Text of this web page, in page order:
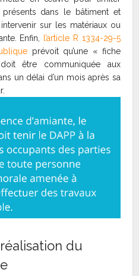
présents dans le bâtiment et
sur les matériaux ou
Enfin, l’article R 1334-29-5
prévoit qu’une « fiche
être communiquée aux
un délai d’un mois après sa
du